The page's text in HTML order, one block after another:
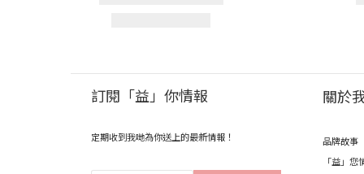
訂閱「益」你情報
定期收到我哋為你送上的最新情報！
關於
品牌故事
「益」您